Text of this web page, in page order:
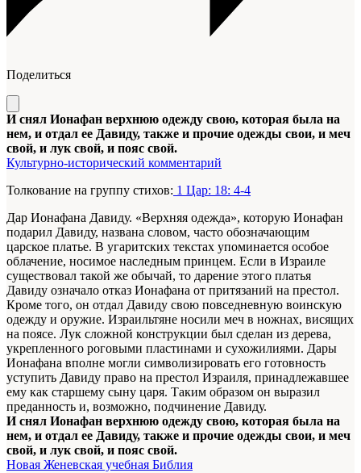
Поделиться
И снял Ионафан верхнюю одежду свою, которая была на
нем, и отдал ее Давиду, также и прочие одежды свои, и меч
свой, и лук свой, и пояс свой.
Культурно-исторический комментарий
Толкование на группу стихов: 1 Цар: 18: 4-4
Дар Ионафана Давиду. «Верхняя одежда», которую Ионафан
подарил Давиду, названа словом, часто обозначающим
царское платье. В угаритских текстах упоминается особое
облачение, носимое наследным принцем. Если в Израиле
существовал такой же обычай, то дарение этого платья
Давиду означало отказ Ионафана от притязаний на престол.
Кроме того, он отдал Давиду свою повседневную воинскую
одежду и оружие. Израильтяне носили меч в ножнах, висящих
на поясе. Лук сложной конструкции был сделан из дерева,
укрепленного роговыми пластинами и сухожилиями. Дары
Ионафана вполне могли символизировать его готовность
уступить Давиду право на престол Израиля, принадлежавшее
ему как старшему сыну царя. Таким образом он выразил
преданность и, возможно, подчинение Давиду.
И снял Ионафан верхнюю одежду свою, которая была на
нем, и отдал ее Давиду, также и прочие одежды свои, и меч
свой, и лук свой, и пояс свой.
Новая Женевская учебная Библия